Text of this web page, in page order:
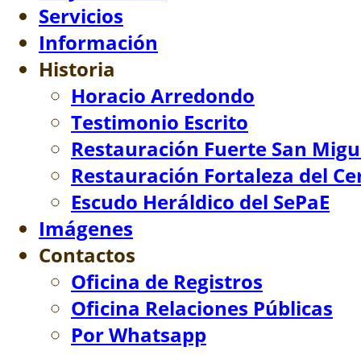
Servicios
Información
Historia
Horacio Arredondo
Testimonio Escrito
Restauración Fuerte San
Restauración Fortaleza del
Escudo Heráldico del SePaE
Imágenes
Contactos
Oficina de Registros
Oficina Relaciones Públicas
Por Whatsapp